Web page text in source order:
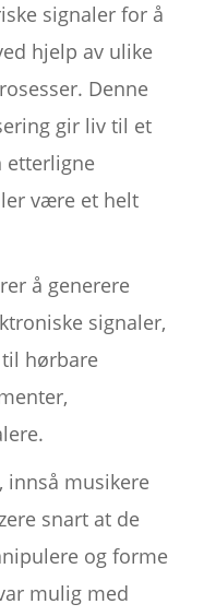
signaler for å
hjelp av ulike
Denne
gir liv til et
etterligne
være et helt
å generere
signaler,
hørbare
innså musikere
snart at de
og forme
mulig med